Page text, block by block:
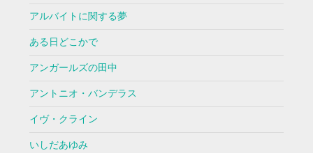
アルバイトに関する夢
ある日どこかで
アンガールズの田中
アントニオ・バンデラス
イヴ・クライン
いしだあゆみ